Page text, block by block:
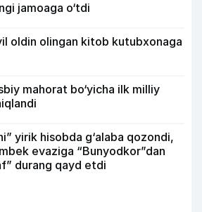
jamoaga o‘tdi
oldin olingan kitob kutubxonaga
mahorat bo‘yicha ilk milliy
yirik hisobda g‘alaba qozondi,
evaziga “Bunyodkor”dan
durang qayd etdi